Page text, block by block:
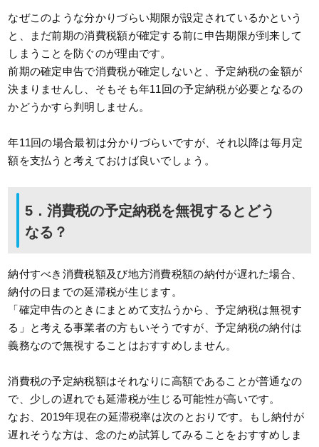
なぜこのような分かりづらい期限が設定されているかという
と、まだ前期の消費税額が確定する前に申告期限が到来して
しまうことを防ぐのが理由です。
前期の確定申告で消費税が確定しないと、予定納税の金額が
決まりませんし、そもそも年11回の予定納税が必要となるの
かどうかすら判明しません。
年11回の場合最初は分かりづらいですが、それ以降は毎月定
額を支払うと考えておけば良いでしょう。
5．消費税の予定納税を無視するとどう
なる？
納付すべき消費税額及び地方消費税額の納付が遅れた場合、
納付の日までの延滞税が生じます。
「確定申告のときにまとめて支払うから、予定納税は無視す
る」と考える事業者の方もいそうですが、予定納税の納付は
義務なので無視することはおすすめしません。
消費税の予定納税額はそれなりに高額であることが普通なの
で、少しの遅れでも延滞税が生じる可能性が高いです。
なお、2019年現在の延滞税率は次のとおりです。もし納付が
遅れそうな方は、念のため試算してみることをおすすめしま